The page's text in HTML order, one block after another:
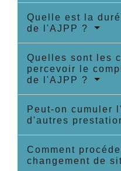
Quelle est la
de l'AJPP ?
Quelles sont les
percevoir le
de l'AJPP ?
Peut-on cumuler
d'autres
Comment
changement de